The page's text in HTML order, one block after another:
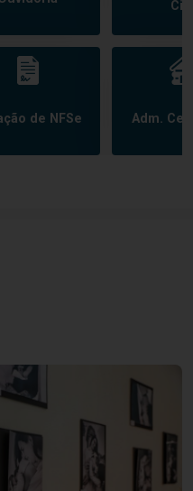
de NFSe Adm.